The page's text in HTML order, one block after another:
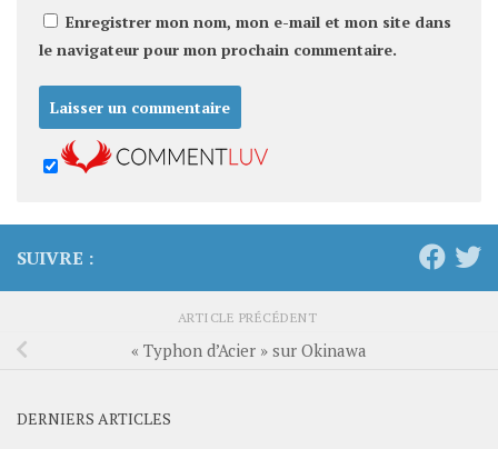
Enregistrer mon nom, mon e-mail et mon site dans
le navigateur pour mon prochain commentaire.
SUIVRE :
ARTICLE PRÉCÉDENT
« Typhon d’Acier » sur Okinawa
DERNIERS ARTICLES